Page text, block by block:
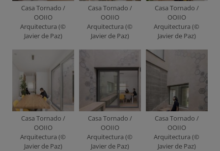
Casa Tornado /
OOIIO
Arquitectura (©
Javier de Paz)
Casa Tornado /
OOIIO
Arquitectura (©
Javier de Paz)
Casa Tornado /
OOIIO
Arquitectura (©
Javier de Paz)
Casa Tornado /
OOIIO
Arquitectura (©
Javier de Paz)
Casa Tornado /
OOIIO
Arquitectura (©
Javier de Paz)
Casa Tornado /
OOIIO
Arquitectura (©
Javier de Paz)